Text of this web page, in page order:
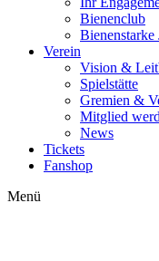
Bienenclub
Bienenstarke
Verein
Vision &
Spielstätte
Gremien &
Mitglied
News
Tickets
Fanshop
Menü